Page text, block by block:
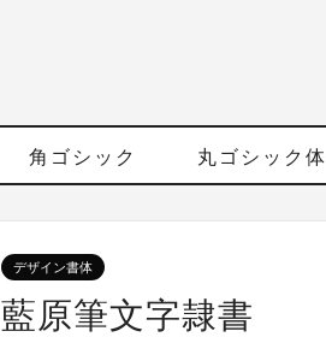
角ゴシック 丸ゴシック体
デザイン書体
藍原筆文字隷書